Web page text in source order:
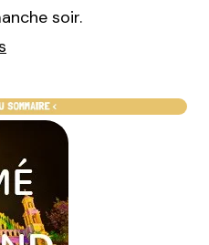
soir.